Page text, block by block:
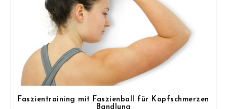
Faszientraining mit Faszienball für Kopfschmerzen
Bandlung